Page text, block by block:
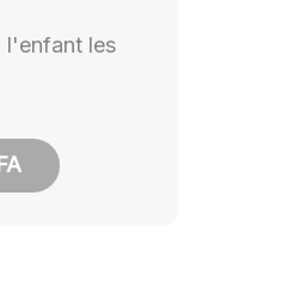
l'enfant les